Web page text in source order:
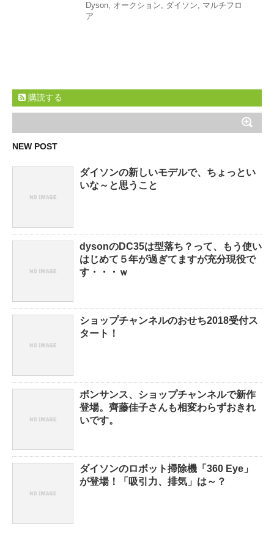
Dyson, オークション, ダイソン, マルチフロ
ア
購読する
NEW POST
ダイソンの新しいモデルで、ちょっとい
いな～と思うこと
dysonのDC35は型落ち？って、もう使い
はじめて５年が過ぎてますが充分現役で
す・・・ｗ
ショップチャンネルのおせち2018受付ス
タート！
ボンサンス、ショップチャンネルで新作
登場。齊藤佳子さんも相変わらずおきれ
いです。
ダイソンのロボット掃除機「360 Eye」
が登場！「吸引力、排気」は～？